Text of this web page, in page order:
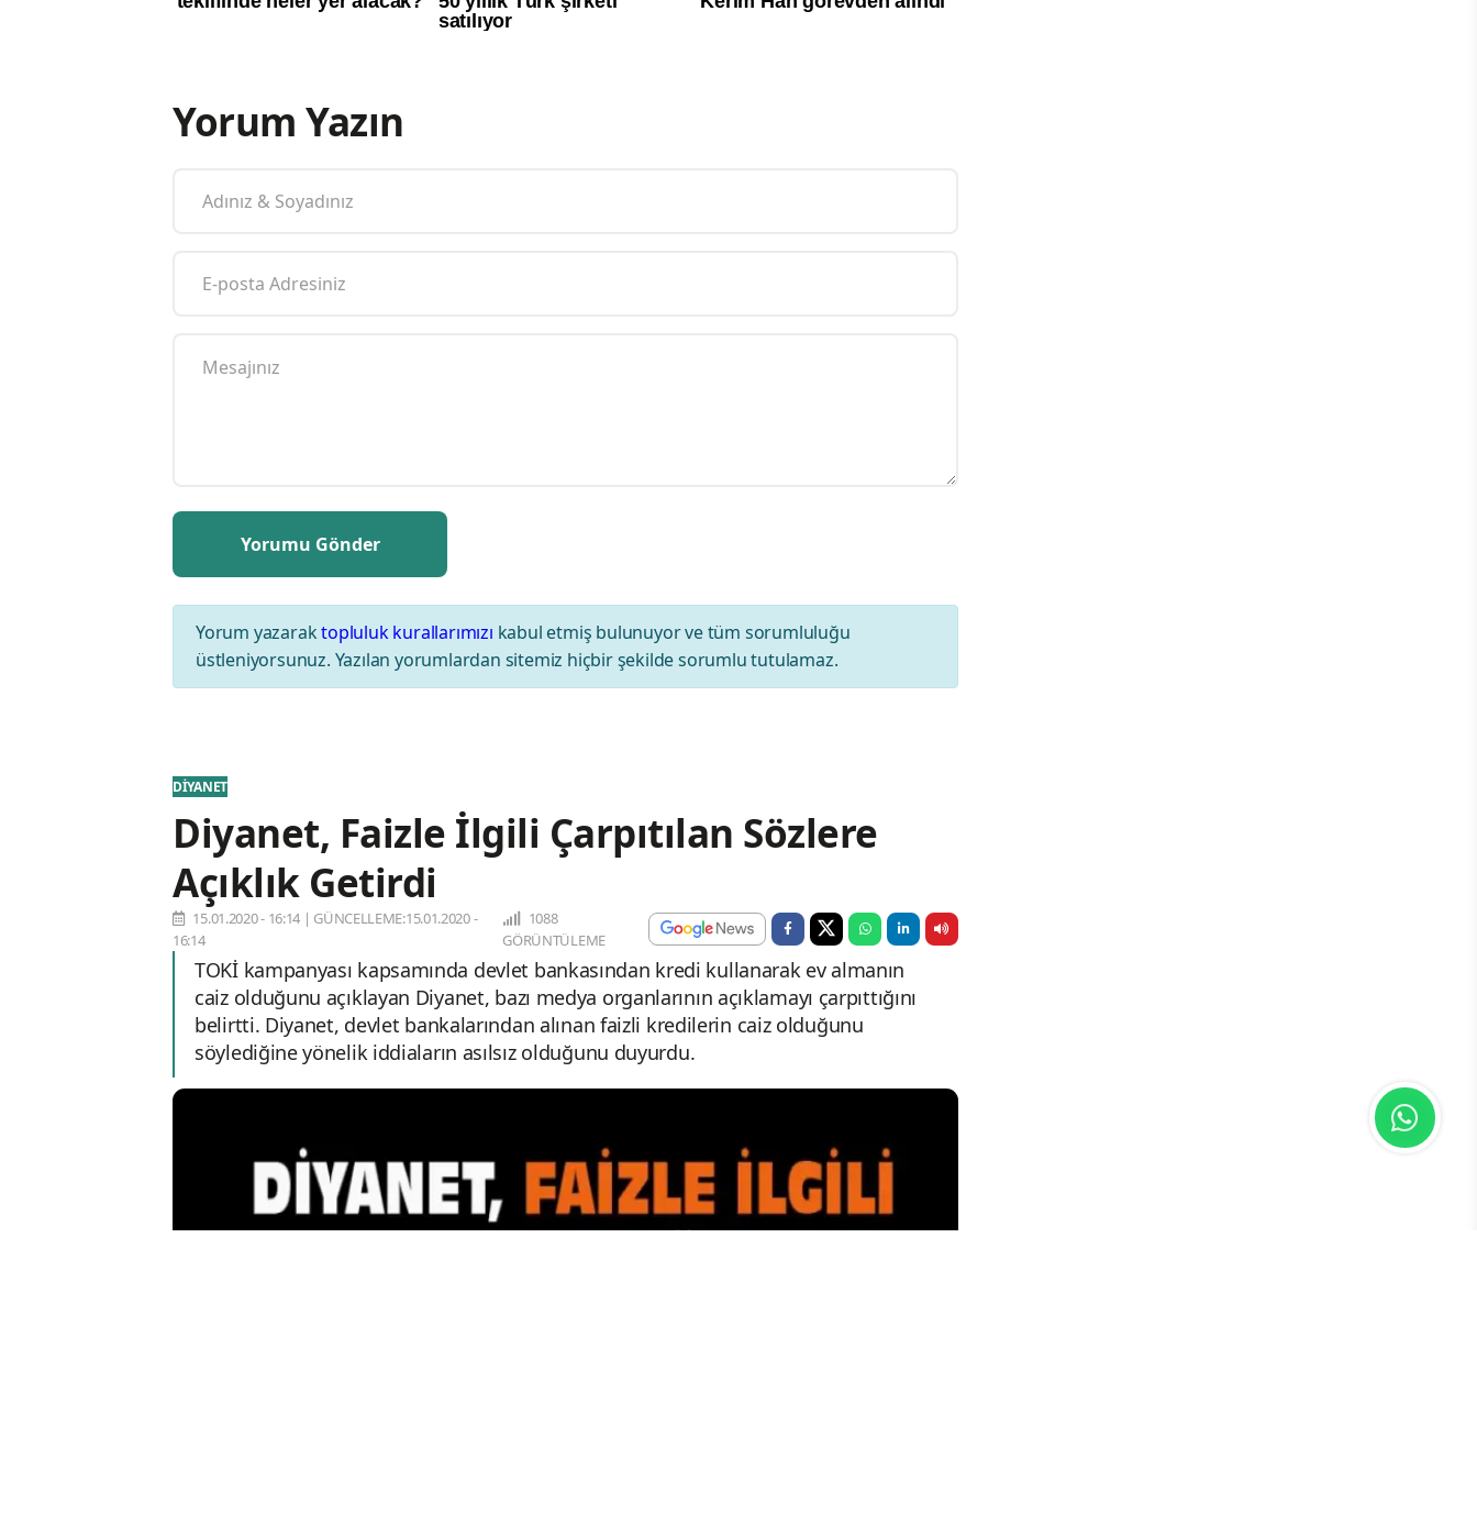
Yorum Yazın
Yorum yazaraktopluluk kurallarımızı kabul etmiş bulunuyor ve tüm sorumluluğu
üstleniyorsunuz. Yazılan yorumlardan sitemiz hiçbir şekilde sorumlu tutulamaz.
DİYANET
Diyanet, Faizle İlgili Çarpıtılan Sözlere
Açıklık Getirdi
15.01.2020 - 16:14 | GÜNCELLEME:15.01.2020 -
16:14
1088
GÖRÜNTÜLEME
TOKİ kampanyası kapsamında devlet bankasından kredi kullanarak ev almanın
caiz olduğunu açıklayan Diyanet, bazı medya organlarının açıklamayı çarpıttığını
belirtti. Diyanet, devlet bankalarından alınan faizli kredilerin caiz olduğunu
söylediğine yönelik iddiaların asılsız olduğunu duyurdu.